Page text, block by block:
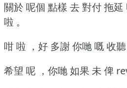
關於 呢個 點樣 去 對付 拖
啦 。
咁 啦 ，好 多謝 你哋 嘅 收聽
希望 呢 ，你哋 如果 未 俾